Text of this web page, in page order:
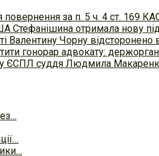
за п. 5 ч. 4 ст. 169
Стефанішина отримала нову
Валентину Чорну відсторонено
гонорар адвокату:
ЄСПЛ суддя Людмила